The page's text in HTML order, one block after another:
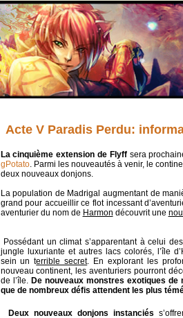
Acte V Paradis Perdu:
La cinquième extension de Flyffsera
gPotato. Parmi les nouveautés à venir, le
deux nouveaux donjons.
La population de Madrigal augmentant de
grand pour accueillir ce flot incessant
aventurier du nom de Harmon découvrit une
Possédant un climat s’apparentant à celui
jungle luxuriante et autres lacs colorés, l’île
sein un terrible secret. En explorant les
nouveau continent, les aventuriers pourront
de l’île. De nouveaux monstres exotiques de
que de nombreux défis attendent les plus
Deux nouveaux donjons instanciés